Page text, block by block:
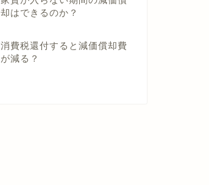
却はできるのか？
消費税還付すると減価償却費
が減る？